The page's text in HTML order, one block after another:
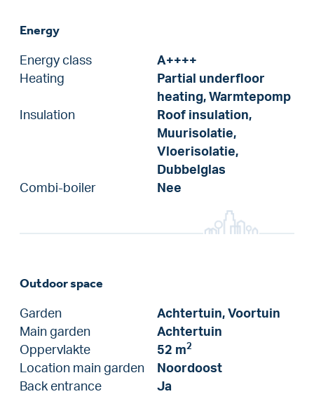
Energy
Energy class
A++++
Heating
Partial underfloor
heating, Warmtepomp
Insulation
Roof insulation,
Muurisolatie,
Vloerisolatie,
Dubbelglas
Combi-boiler
Nee
Outdoor space
Garden
Achtertuin, Voortuin
Main garden
Achtertuin
Oppervlakte
52 m2
Location main garden
Noordoost
Back entrance
Ja